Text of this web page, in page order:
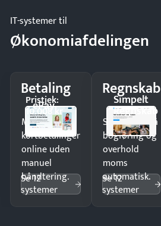
IT-systemer til
Økonomiafdelingen
Betaling
ePay
Pristjek:
10.008 kr
Modtag
kortbetalinger
online uden
manuel
håndtering.
Se 12
systemer
Regnskab
Simpelt
Regnskab
Spar timer på
bogføring og
overhold
moms
automatisk.
Se 12
systemer